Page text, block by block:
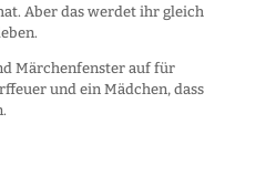
Aber das werdet ihr gleich
Märchenfenster auf für
und ein Mädchen, dass